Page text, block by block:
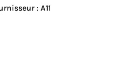
: A11